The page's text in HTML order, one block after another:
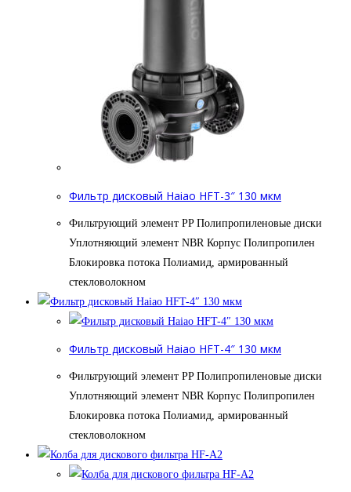
Фильтр дисковый Haiao HFT-3″ 130 мкм
Фильтрующий элемент PP Полипропиленовые диски
Уплотняющий элемент NBR Корпус Полипропилен
Блокировка потока Полиамид, армированный
стекловолокном
Фильтр дисковый Haiao HFT-4″ 130 мкм
Фильтрующий элемент PP Полипропиленовые диски
Уплотняющий элемент NBR Корпус Полипропилен
Блокировка потока Полиамид, армированный
стекловолокном